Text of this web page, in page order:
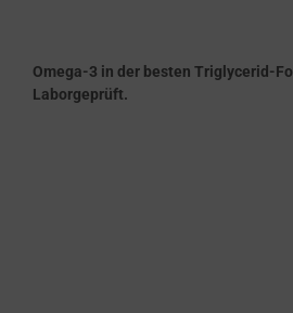
Omega-3 in der besten Triglycerid-
Laborgeprüft.